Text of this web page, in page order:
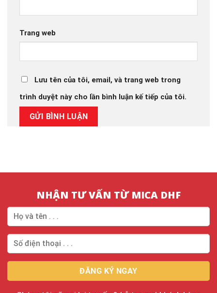
Trang web
Lưu tên của tôi, email, và trang web trong
trình duyệt này cho lần bình luận kế tiếp của tôi.
NHẬN TƯ VẤN TỪ MICA DHF